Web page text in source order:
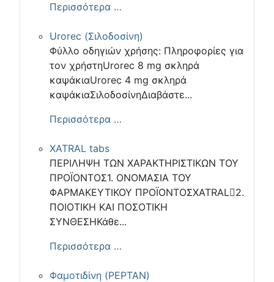
Περισσότερα …
Urorec (Σιλοδοσίνη)
Φύλλο οδηγιών χρήσης: Πληροφορίες για
τον χρήστηUrorec 8 mg σκληρά
καψάκιαUrorec 4 mg σκληρά
καψάκιαΣιλοδοσίνηΔιαβάστε...
Περισσότερα …
XATRAL tabs
ΠΕΡΙΛΗΨΗ ΤΩΝ ΧΑΡΑΚΤΗΡΙΣΤΙΚΩΝ ΤΟΥ
ΠΡΟΪΟΝΤΟΣ1. ΟΝΟΜΑΣΙΑ ΤΟΥ
ΦΑΡΜΑΚΕΥΤΙΚΟΥ ΠΡΟΪΟΝΤΟΣXATRAL2.
ΠΟΙΟΤΙΚΗ ΚΑΙ ΠΟΣΟΤΙΚΗ
ΣΥΝΘΕΣΗΚάθε...
Περισσότερα …
Φαμοτιδίνη (PEPTAN)